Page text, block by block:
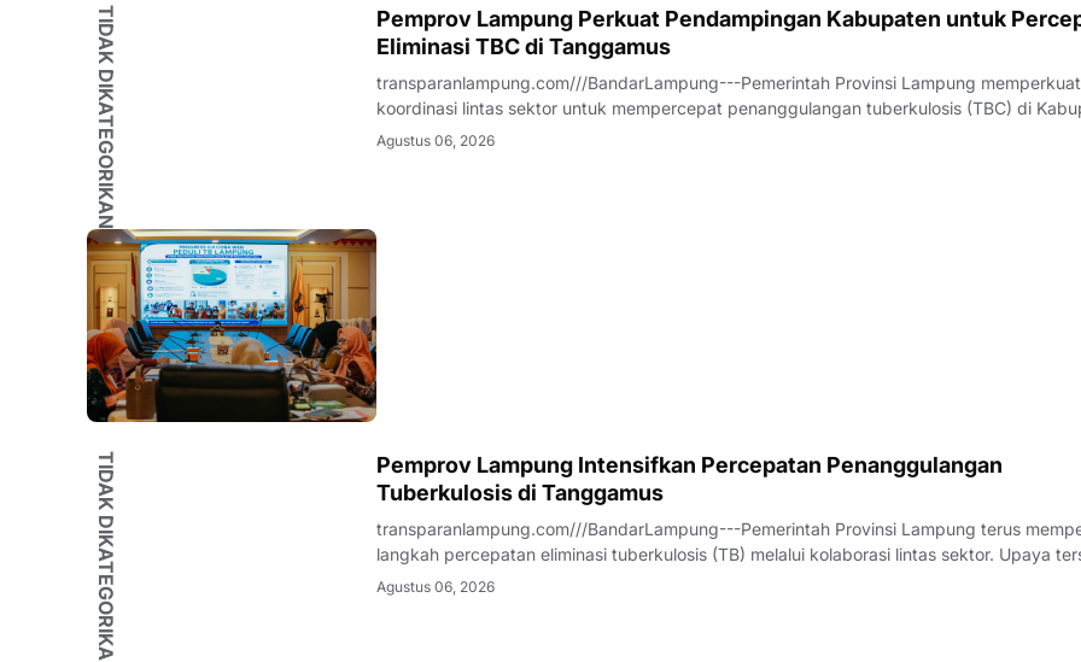
TIDAK DIKATEGORIKAN
Pemprov Lampung Perkuat Pendampingan Kabupaten untuk
Eliminasi TBC di Tanggamus
transparanlampung.com///BandarLampung---Pemerintah Provinsi Lampung memperkuat
koordinasi lintas sektor untuk mempercepat penanggulangan tuberkulosis (TBC) di
Tanggamus. Upaya tersebut dibahas dalam Rapat Koordinasi Tim Percepatan
Agustus 06, 2026
TIDAK DIKATEGORIKAN
Pemprov Lampung Intensifkan Percepatan Penanggulangan
Tuberkulosis di Tanggamus
transparanlampung.com///BandarLampung---Pemerintah Provinsi Lampung terus
langkah percepatan eliminasi tuberkulosis (TB) melalui kolaborasi lintas sektor. Upaya
diwujudkan melalui Rapat Koordinasi Tim Percepatan Penanggulangan Tuberkulosis
Agustus 06, 2026